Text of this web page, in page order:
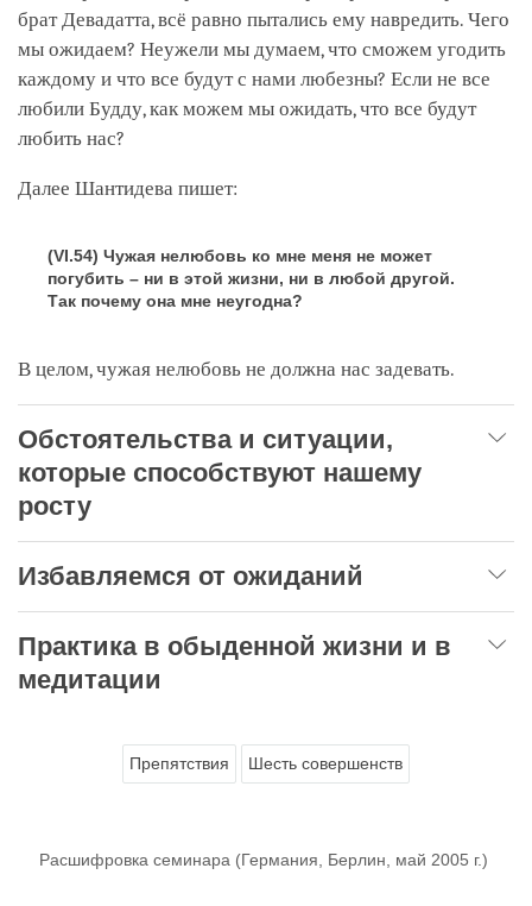
брат Девадатта, всё равно пытались ему навредить. Чего
мы ожидаем? Неужели мы думаем, что сможем угодить
каждому и что все будут с нами любезны? Если не все
любили Будду, как можем мы ожидать, что все будут
любить нас?
Далее Шантидева пишет:
(VI.54) Чужая нелюбовь ко мне меня не может
погубить – ни в этой жизни, ни в любой другой.
Так почему она мне неугодна?
В целом, чужая нелюбовь не должна нас задевать.
Обстоятельства и ситуации,
которые способствуют нашему
росту
Избавляемся от ожиданий
Практика в обыденной жизни и в
медитации
Препятствия Шесть совершенств
Расшифровка семинара (Германия, Берлин, май 2005 г.)